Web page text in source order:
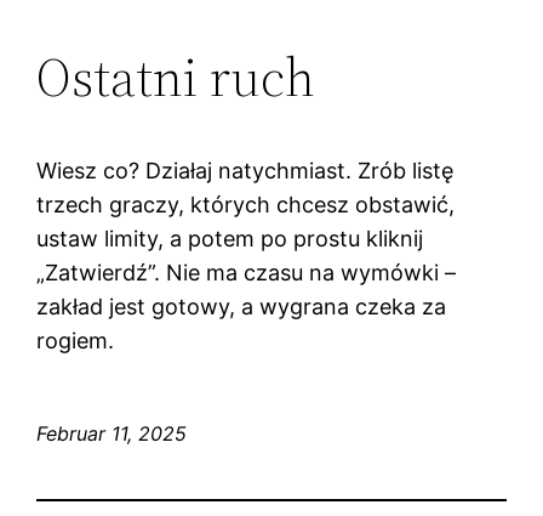
Ostatni ruch
Wiesz co? Działaj natychmiast. Zrób listę
trzech graczy, których chcesz obstawić,
ustaw limity, a potem po prostu kliknij
„Zatwierdź”. Nie ma czasu na wymówki –
zakład jest gotowy, a wygrana czeka za
rogiem.
Februar 11, 2025